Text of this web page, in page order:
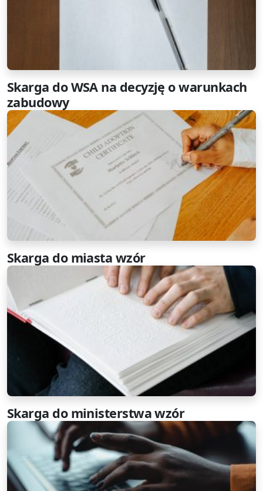
Skarga do WSA na decyzję o warunkach
zabudowy
Skarga do miasta wzór
Skarga do ministerstwa wzór